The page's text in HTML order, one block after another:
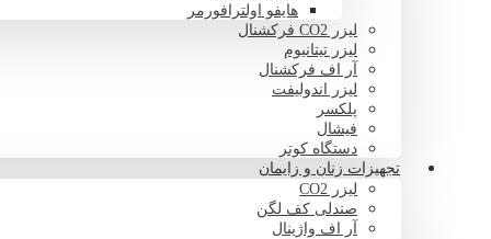
هایفو اولترافورمر
لیزر CO2 فرکشنال
لیزر تیتانیوم
آر اف فرکشنال
لیزر اندولیفت
پلکسر
فیشال
دستگاه کوتر
تجهیزات زنان و زایمان
لیزر CO2
صندلی کف لگن
آر اف واژینال